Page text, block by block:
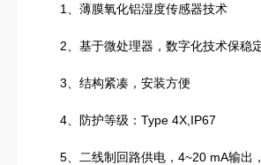
1、薄膜氧化铝湿度传感器技术
2、基于微处理器，数字化技术保稳
3、结构紧凑，安装方便
4、防护等级：Type 4X,IP67
5、二线制回路供电，4~20 mA输出